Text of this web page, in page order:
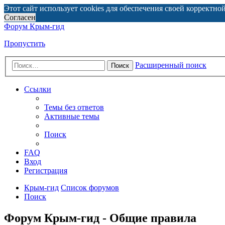
Этот сайт использует cookies для обеспечения своей
Согласен
Форум Крым-гид
Пропустить
Поиск Расширенный поиск
Ссылки
Темы без ответов
Активные темы
Поиск
FAQ
Вход
Регистрация
Крым-гид Список форумов
Поиск
Форум Крым-гид - Общие правила